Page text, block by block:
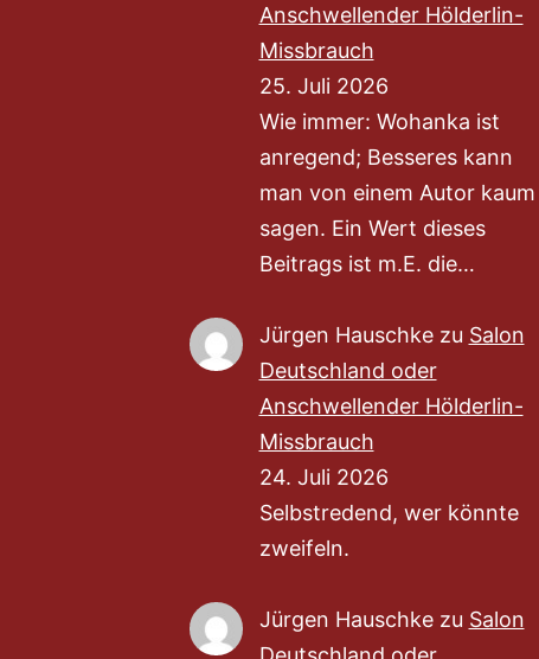
Anschwellender Hölderlin-
Missbrauch
25. Juli 2026
Wie immer: Wohanka ist
anregend; Besseres kann
man von einem Autor kaum
sagen. Ein Wert dieses
Beitrags ist m.E. die…
Jürgen Hauschkezu Salon
Deutschland oder
Anschwellender Hölderlin-
Missbrauch
24. Juli 2026
Selbstredend, wer könnte
zweifeln.
Jürgen Hauschkezu Salon